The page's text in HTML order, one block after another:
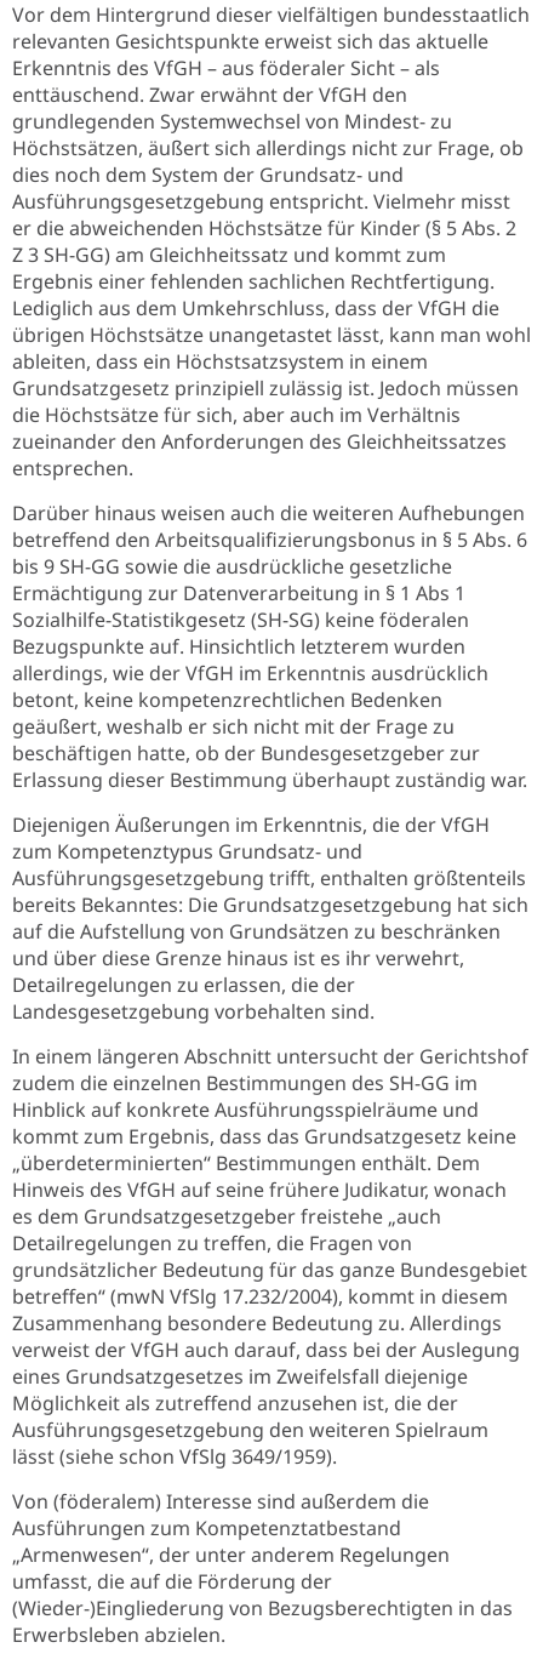
Vor dem Hintergrund dieser vielfältigen bundesstaatlich
relevanten Gesichtspunkte erweist sich das aktuelle
Erkenntnis des VfGH – aus föderaler Sicht – als
enttäuschend. Zwar erwähnt der VfGH den
grundlegenden Systemwechsel von Mindest- zu
Höchstsätzen, äußert sich allerdings nicht zur Frage, ob
dies noch dem System der Grundsatz- und
Ausführungsgesetzgebung entspricht. Vielmehr misst
er die abweichenden Höchstsätze für Kinder (§ 5 Abs. 2
Z 3 SH-GG) am Gleichheitssatz und kommt zum
Ergebnis einer fehlenden sachlichen Rechtfertigung.
Lediglich aus dem Umkehrschluss, dass der VfGH die
übrigen Höchstsätze unangetastet lässt, kann man wohl
ableiten, dass ein Höchstsatzsystem in einem
Grundsatzgesetz prinzipiell zulässig ist. Jedoch müssen
die Höchstsätze für sich, aber auch im Verhältnis
zueinander den Anforderungen des Gleichheitssatzes
entsprechen.
Darüber hinaus weisen auch die weiteren Aufhebungen
betreffend den Arbeitsqualifizierungsbonus in § 5 Abs. 6
bis 9 SH-GG sowie die ausdrückliche gesetzliche
Ermächtigung zur Datenverarbeitung in § 1 Abs 1
Sozialhilfe-Statistikgesetz (SH-SG) keine föderalen
Bezugspunkte auf. Hinsichtlich letzterem wurden
allerdings, wie der VfGH im Erkenntnis ausdrücklich
betont, keine kompetenzrechtlichen Bedenken
geäußert, weshalb er sich nicht mit der Frage zu
beschäftigen hatte, ob der Bundesgesetzgeber zur
Erlassung dieser Bestimmung überhaupt zuständig war.
Diejenigen Äußerungen im Erkenntnis, die der VfGH
zum Kompetenztypus Grundsatz- und
Ausführungsgesetzgebung trifft, enthalten größtenteils
bereits Bekanntes: Die Grundsatzgesetzgebung hat sich
auf die Aufstellung von Grundsätzen zu beschränken
und über diese Grenze hinaus ist es ihr verwehrt,
Detailregelungen zu erlassen, die der
Landesgesetzgebung vorbehalten sind.
In einem längeren Abschnitt untersucht der Gerichtshof
zudem die einzelnen Bestimmungen des SH-GG im
Hinblick auf konkrete Ausführungsspielräume und
kommt zum Ergebnis, dass das Grundsatzgesetz keine
„überdeterminierten“ Bestimmungen enthält. Dem
Hinweis des VfGH auf seine frühere Judikatur, wonach
es dem Grundsatzgesetzgeber freistehe „auch
Detailregelungen zu treffen, die Fragen von
grundsätzlicher Bedeutung für das ganze Bundesgebiet
betreffen“ (mwN VfSlg 17.232/2004), kommt in diesem
Zusammenhang besondere Bedeutung zu. Allerdings
verweist der VfGH auch darauf, dass bei der Auslegung
eines Grundsatzgesetzes im Zweifelsfall diejenige
Möglichkeit als zutreffend anzusehen ist, die der
Ausführungsgesetzgebung den weiteren Spielraum
lässt (siehe schon VfSlg 3649/1959).
Von (föderalem) Interesse sind außerdem die
Ausführungen zum Kompetenztatbestand
„Armenwesen“, der unter anderem Regelungen
umfasst, die auf die Förderung der
(Wieder-)Eingliederung von Bezugsberechtigten in das
Erwerbsleben abzielen.